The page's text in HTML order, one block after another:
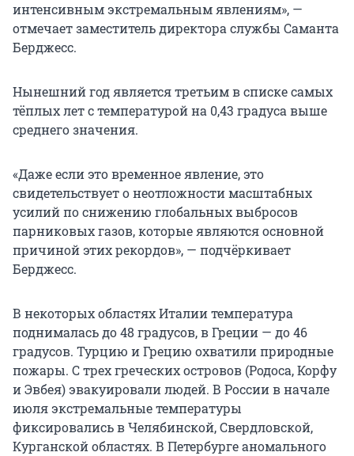
интенсивным экстремальным явлениям», —
отмечает заместитель директора службы Саманта
Берджесс.
Нынешний год является третьим в списке самых
тёплых лет с температурой на 0,43 градуса выше
среднего значения.
«Даже если это временное явление, это
свидетельствует о неотложности масштабных
усилий по снижению глобальных выбросов
парниковых газов, которые являются основной
причиной этих рекордов», — подчёркивает
Берджесс.
В некоторых областях Италии температура
поднималась до 48 градусов, в Греции — до 46
градусов. Турцию и Грецию охватили природные
пожары. С трех греческих островов (Родоса, Корфу
и Эвбея) эвакуировали людей. В России в начале
июля экстремальные температуры
фиксировались в Челябинской, Свердловской,
Курганской областях. В Петербурге аномального